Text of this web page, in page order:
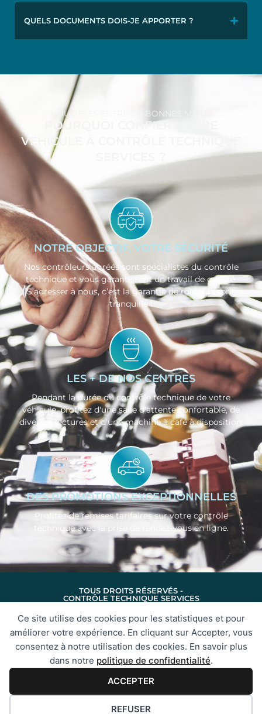
Ce site utilise des cookies pour les statistiques et pour
améliorer votre expérience. En cliquant sur Accepter, vous
consentez à notre utilisation des cookies. En savoir plus
dans notre politique de confidentialité.
ACCEPTER
REFUSER
PRÉFÉRENCES DES COOKIES
CONTRÔLE
QUELS DOCUMENTS DOIS-JE APPORTER ?
VOUS ÊTES ENTRE DE BONNES MAINS
POURQUOI CONFIER VOTRE
VÉHICULE À CONTRÔLE TECHNIQUE
NOTRE OBJECTIF, VOTRE SÉCURITÉ
Nos contrôleurs agréés sont spécialistes du contrôle
technique et vous garantissent un travail de qualité.
S’adresser à nous, c’est la garantie de rouler l’esprit
tranquille !
LES + DE NOS CENTRES
Pendant la durée du contrôle technique de votre
véhicule, profitez d'une salle d'attente confortable, de
diverses lectures et d'une machine à café à disposition.
DES PROMOTIONS EXCEPTIONNELLES
Profitez de remises tarifaires sur votre contrôle
technique avec la prise de rendez-vous en ligne.
TOUS DROITS RÉSERVÉS -
CONTRÔLE TECHNIQUE SERVICES
PLAN DU SITE